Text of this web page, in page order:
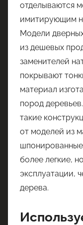
отделываются
имитирующим
Модели
из дешевых
заменителей
покрывают
материал
пород
такие
от моделей из
более легкие,
эксплуатации,
дерева.